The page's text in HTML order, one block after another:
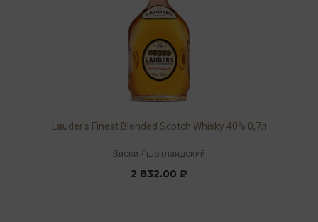
Lauder's Finest Blended Scotch Whisky 40% 0,7л
Виски / шотландский
2 832.00 ₽